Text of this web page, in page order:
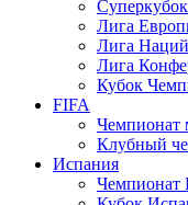
Лига
Лига
Лига
Кубок
FIFA
Чемпионат
Клубный
Испания
Чемпионат